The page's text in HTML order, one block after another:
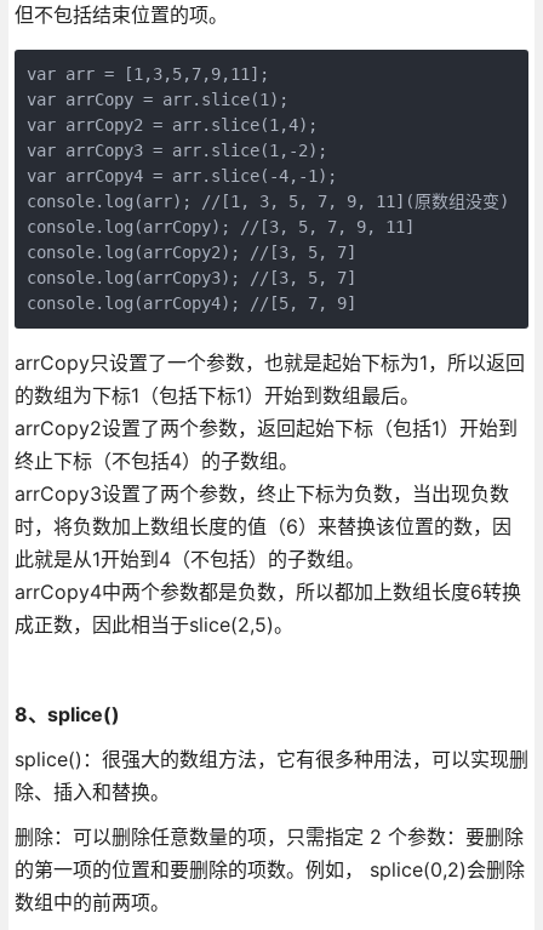
但不包括结束位置的项。
var arr = [1,3,5,7,9,11];
var arrCopy = arr.slice(1);
var arrCopy2 = arr.slice(1,4);
var arrCopy3 = arr.slice(1,-2);
var arrCopy4 = arr.slice(-4,-1);
console.log(arr); //[1, 3, 5, 7, 9, 11](原数组没变)
console.log(arrCopy); //[3, 5, 7, 9, 11]
console.log(arrCopy2); //[3, 5, 7]
console.log(arrCopy3); //[3, 5, 7]
console.log(arrCopy4); //[5, 7, 9]
arrCopy只设置了一个参数，也就是起始下标为1，所以返回
的数组为下标1（包括下标1）开始到数组最后。
arrCopy2设置了两个参数，返回起始下标（包括1）开始到
终止下标（不包括4）的子数组。
arrCopy3设置了两个参数，终止下标为负数，当出现负数
时，将负数加上数组长度的值（6）来替换该位置的数，因
此就是从1开始到4（不包括）的子数组。
arrCopy4中两个参数都是负数，所以都加上数组长度6转换
成正数，因此相当于slice(2,5)。
8、splice()
splice()：很强大的数组方法，它有很多种用法，可以实现删
除、插入和替换。
删除：可以删除任意数量的项，只需指定 2 个参数：要删除
的第一项的位置和要删除的项数。例如， splice(0,2)会删除
数组中的前两项。